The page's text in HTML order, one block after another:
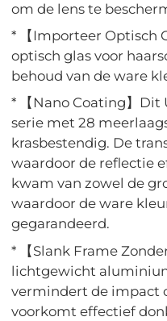
om de lens te
* 【Importeer Optisch
optisch glas voor
behoud van de ware
* 【Nano Coating】
serie met 28
krasbestendig. De
waardoor de reflectie
kwam van zowel de
waardoor de ware
gegarandeerd.
* 【Slank Frame
lichtgewicht
vermindert de impact
voorkomt effectief